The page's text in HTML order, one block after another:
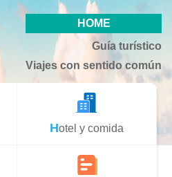
HOME
Guía turístico
Viajes con sentido común
Hotel y comida